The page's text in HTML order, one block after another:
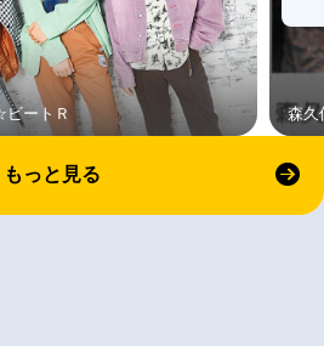
ートＲ 森久
もっと見る